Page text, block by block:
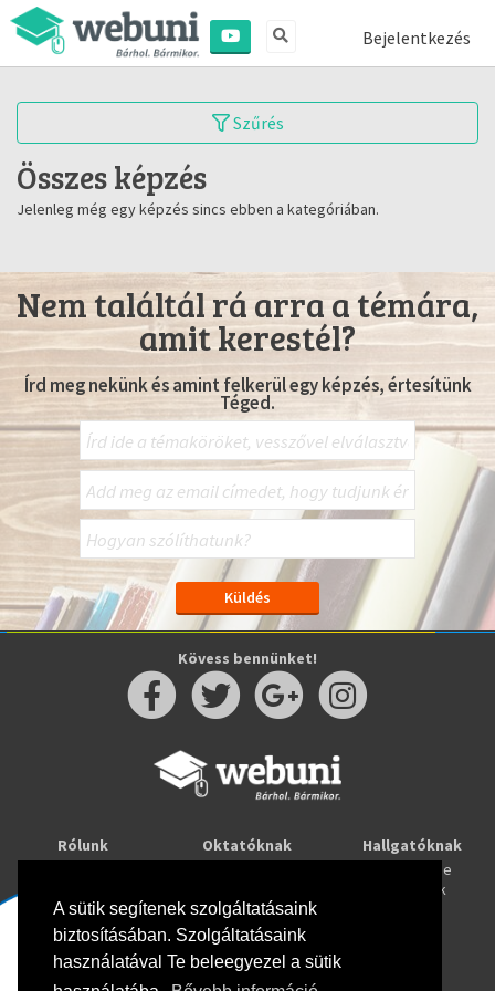
A sütik segítenek szolgáltatásaink
biztosításában. Szolgáltatásaink
használatával Te beleegyezel a sütik
Bejelentkezés
Szűrés
Összes képzés
Jelenleg még egy képzés sincs ebben a kategóriában.
Nem találtál rá arra a témára,
amit kerestél?
Írd meg nekünk és amint felkerül egy képzés, értesítünk
Téged.
Kövess bennünket!
Rólunk
Oktatóknak
Webuni Stúdió
Hallgatóknak
Tanulj online
Képzések
Info
Adatkezelési tájékoztató
ÁSZF